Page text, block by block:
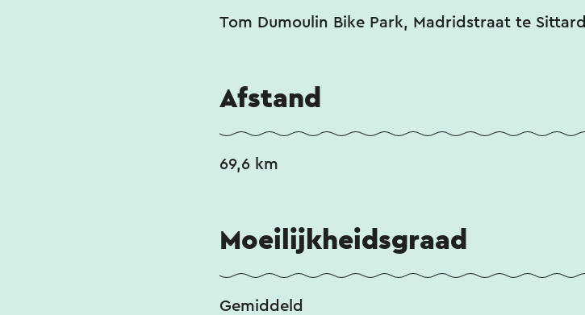
Tom Dumoulin Bike Park, Madridstraat te Sittard
Afstand
69,6 km
Moeilijkheidsgraad
Gemiddeld